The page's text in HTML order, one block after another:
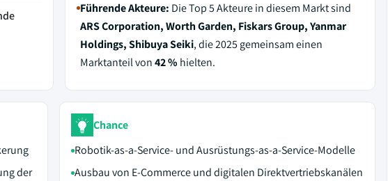
Führende Akteure: Die Top 5 Akteure in diesem Markt sind
ARS Corporation, Worth Garden, Fiskars Group, Yanmar
Holdings, Shibuya Seiki, die 2025 gemeinsam einen
Marktanteil von42 % hielten.
der
Chance
Robotik-as-a-Service- und Ausrüstungs-as-a-Service-Modelle
Ausbau von E-Commerce und digitalen Direktvertriebskanälen